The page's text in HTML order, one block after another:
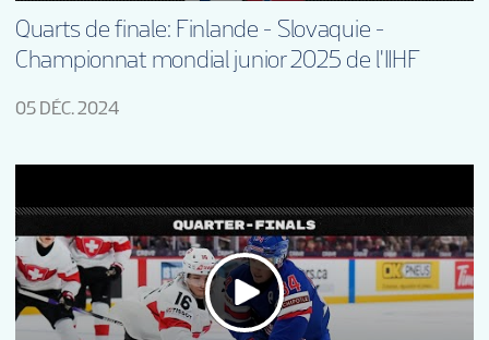
Quarts de finale: Finlande - Slovaquie -
Championnat mondial junior 2025 de l'IIHF
05 DÉC. 2024